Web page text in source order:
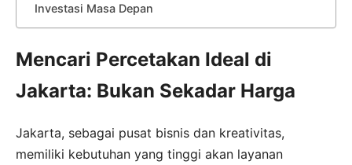
Investasi Masa Depan
Mencari Percetakan Ideal di
Jakarta: Bukan Sekadar Harga
Jakarta, sebagai pusat bisnis dan kreativitas,
memiliki kebutuhan yang tinggi akan layanan